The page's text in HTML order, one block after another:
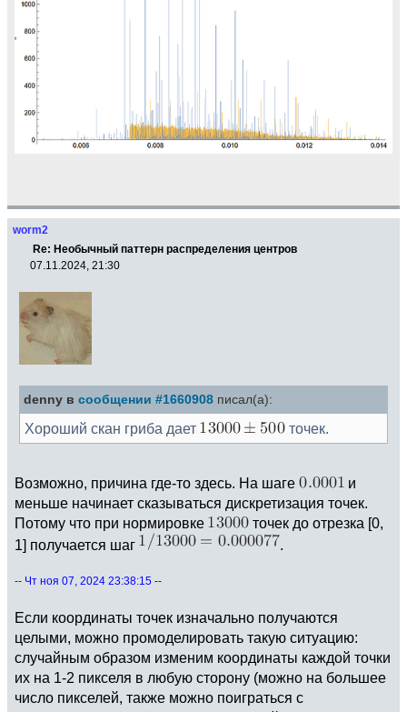
worm2
Re: Необычный паттерн распределения центров
07.11.2024, 21:30
denny в сообщении #1660908 писал(а):
Хороший скан гриба дает точек.
Возможно, причина где-то здесь. На шаге
и
меньше начинает сказываться дискретизация точек.
Потому что при нормировке
точек до отрезка [0,
1] получается шаг
.
-- Чт ноя 07, 2024 23:38:15 --
Если координаты точек изначально получаются
целыми, можно промоделировать такую ситуацию:
случайным образом изменим координаты каждой точки
их на 1-2 пикселя в любую сторону (можно на большее
число пикселей, также можно поиграться с